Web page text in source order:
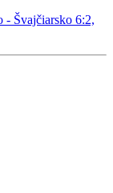
- Švajčiarsko 6:2,